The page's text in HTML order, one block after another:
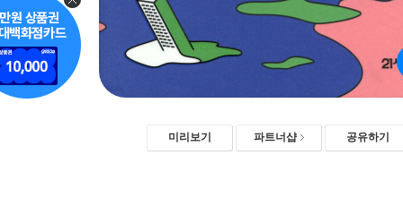
미리보기 파트너샵 공유하기